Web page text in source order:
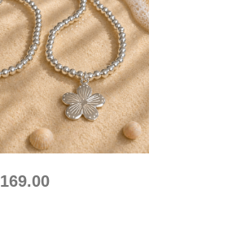
169.00